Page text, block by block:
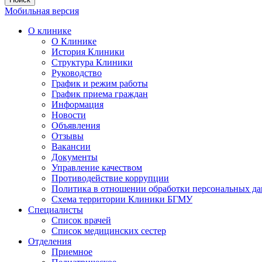
Мобильная версия
О клинике
О Клинике
История Клиники
Структура Клиники
Руководство
График и режим работы
График приема граждан
Информация
Новости
Объявления
Отзывы
Вакансии
Документы
Управление качеством
Противодействие коррупции
Политика в отношении обработки персональных
Схема территории Клиники БГМУ
Специалисты
Список врачей
Список медицинских сестер
Отделения
Приемное